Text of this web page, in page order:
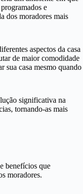
e
dos moradores mais
aspectos da casa
de maior comodidade
sua casa mesmo quando
significativa na
tornando-as mais
benefícios que
moradores.